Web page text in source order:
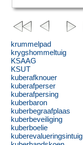
krummelpad
krygshommeltuig
KSAAG
KSUT
kuberafknouer
kuberafperser
kuberafpersing
kuberbaron
kuberbegraafplaas
kuberbeveiliging
kuberboelie
kuberevalueringsintuig